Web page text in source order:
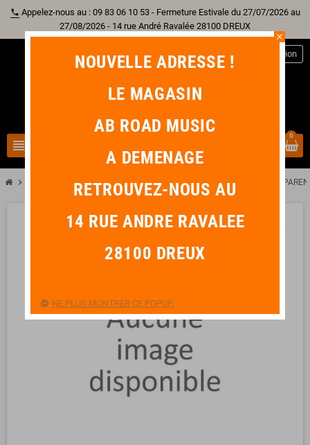
phone Appelez-nous au : 09 83 06 10 53 - Fermeture Estivale du 27/07/2026 au
27/08/2026 - 14 rue André Ravalée 28100 DREUX
view_headline
Connexion
0
chevron_right Peauchevron_right REMO AMBASSADOR RENAISSANCE 14"
close
NOUVELLE ADRESSE !
LE MAGASIN
AB ROAD MUSIC
A DEMENAGE
RETROUVEZ-NOUS AU
14 RUE ANDRE RAVALEE
28100 DREUX
NE PLUS MONTRER CE POPUP.